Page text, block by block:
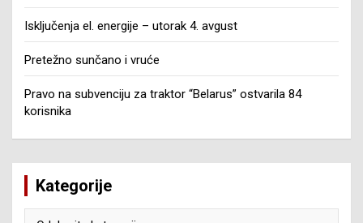
Isključenja el. energije – utorak 4. avgust
Pretežno sunčano i vruće
Pravo na subvenciju za traktor “Belarus” ostvarila 84
korisnika
Kategorije